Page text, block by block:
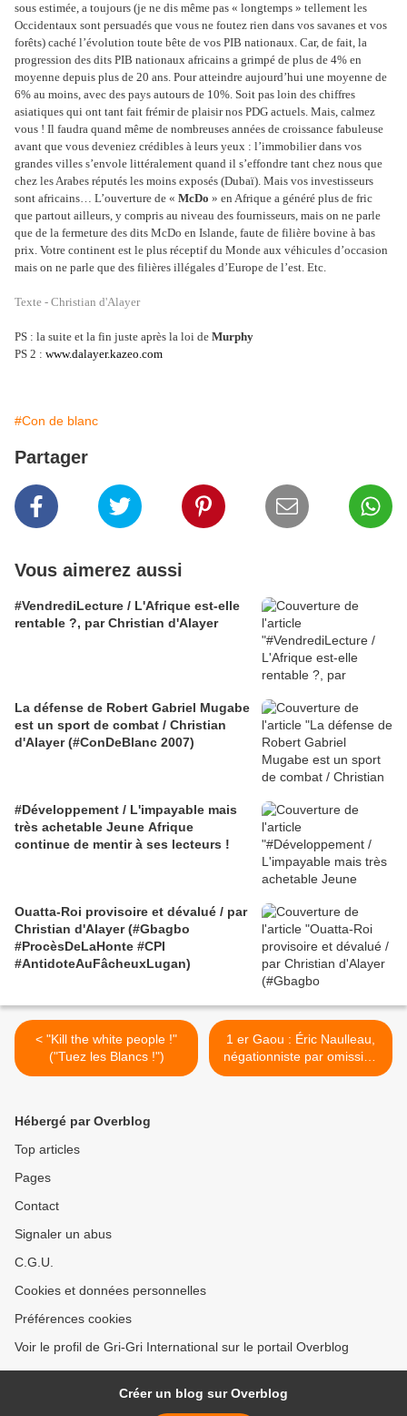
sous estimée, a toujours (je ne dis même pas « longtemps » tellement les
Occidentaux sont persuadés que vous ne foutez rien dans vos savanes et vos
forêts) caché l’évolution toute bête de vos PIB nationaux. Car, de fait, la
progression des dits PIB nationaux africains a grimpé de plus de 4% en
moyenne depuis plus de 20 ans. Pour atteindre aujourd’hui une moyenne de
6% au moins, avec des pays autours de 10%. Soit pas loin des chiffres
asiatiques qui ont tant fait frémir de plaisir nos PDG actuels. Mais, calmez
vous ! Il faudra quand même de nombreuses années de croissance fabuleuse
avant que vous deveniez crédibles à leurs yeux : l’immobilier dans vos
grandes villes s’envole littéralement quand il s’effondre tant chez nous que
chez les Arabes réputés les moins exposés (Dubaï). Mais vos investisseurs
sont africains… L’ouverture de « McDo » en Afrique a généré plus de fric
que partout ailleurs, y compris au niveau des fournisseurs, mais on ne parle
que de la fermeture des dits McDo en Islande, faute de filière bovine à bas
prix. Votre continent est le plus réceptif du Monde aux véhicules d’occasion
mais on ne parle que des filières illégales d’Europe de l’est. Etc.
Texte - Christian d'Alayer
PS : la suite et la fin juste après la loi de Murphy
PS 2 : www.dalayer.kazeo.com
#Con de blanc
Partager
Vous aimerez aussi
#VendrediLecture / L'Afrique est-elle
rentable ?, par Christian d'Alayer
La défense de Robert Gabriel Mugabe
est un sport de combat / Christian
d'Alayer (#ConDeBlanc 2007)
#Développement / L'impayable mais
très achetable Jeune Afrique
continue de mentir à ses lecteurs !
Ouatta-Roi provisoire et dévalué / par
Christian d'Alayer (#Gbagbo
#ProcèsDeLaHonte #CPI
#AntidoteAuFâcheuxLugan)
< "Kill the white people !"
("Tuez les Blancs !")
1 er Gaou : Éric Naulleau,
négationniste par omission
>
Hébergé par Overblog
Top articles
Pages
Contact
Signaler un abus
C.G.U.
Cookies et données personnelles
Préférences cookies
Voir le profil de Gri-Gri International sur le portail Overblog
Créer un blog sur Overblog